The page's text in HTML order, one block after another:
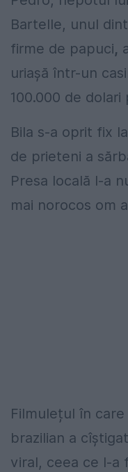
Bartelle, unul
firme de papuci,
uriașă într-un
100.000 de
Bila s-a oprit fix
de prieteni a
Presa locală l-a
mai norocos om
Filmulețul în
brazilian a
viral, ceea ce l-a